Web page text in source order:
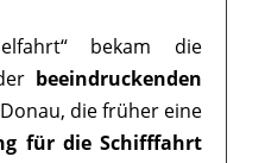
bekam die
beeindruckenden
die früher eine
für die Schifffahrt